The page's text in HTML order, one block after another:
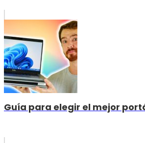
Guía para elegir el mejor